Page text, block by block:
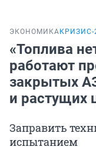
ЭКОНОМИКА КРИЗИС-
«Топлива
работают
закрытых
и растущих
Заправить
испытанием